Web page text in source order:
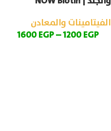
الفيتامينات والمعادن
1200EGP
–
1600EGP